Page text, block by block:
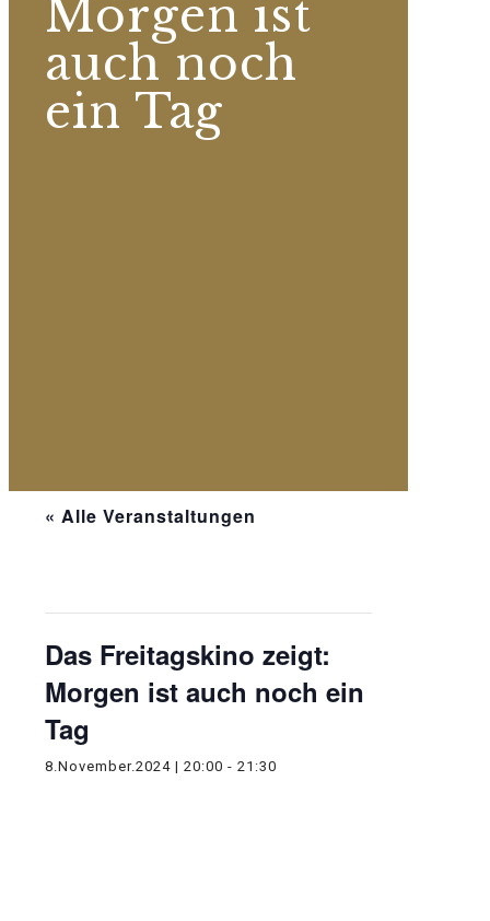
Morgen ist
auch noch
ein Tag
« Alle Veranstaltungen
Das Freitagskino zeigt:
Morgen ist auch noch ein
Tag
8.November.2024 | 20:00 - 21:30